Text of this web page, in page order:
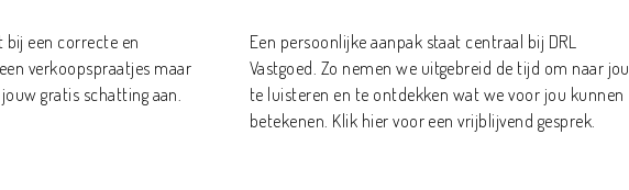
bij een correcte en
verkoopspraatjes maar
gratis schatting aan.
Een persoonlijke aanpak staat centraal bij DRL
Vastgoed. Zo nemen we uitgebreid de tijd om naar jou
te luisteren en te ontdekken wat we voor jou kunnen
betekenen. Klik hier voor een vrijblijvend gesprek.